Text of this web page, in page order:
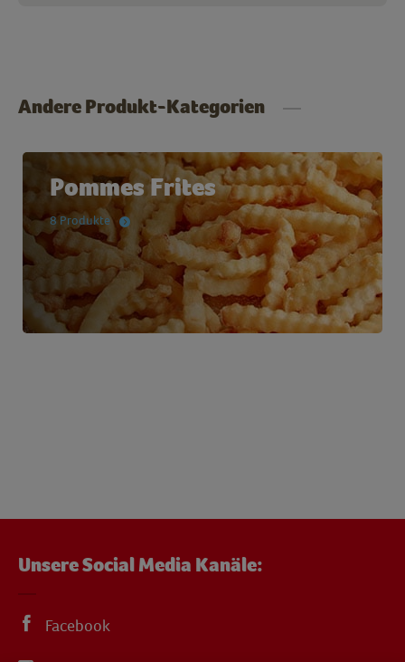
Andere Produkt-Kategorien
Pommes Frites
8 Produkte
Unsere Social Media Kanäle:
Facebook